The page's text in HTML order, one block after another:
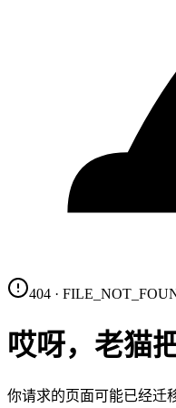
404 ·
哎呀，老猫
你请求的页面可能已经迁